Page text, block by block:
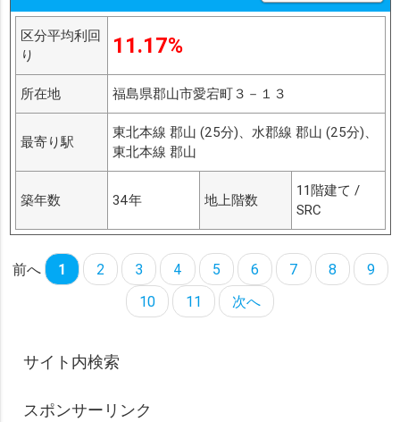
区分平均利回
り
11.17%
所在地 福島県郡山市愛宕町３－１３
最寄り駅
東北本線 郡山 (25分)、水郡線 郡山 (25分)、
東北本線 郡山
築年数 34年 地上階数
11階建て /
SRC
前へ 1 2 3 4 5 6 7 8
9
10
11 次へ
サイト内検索
スポンサーリンク